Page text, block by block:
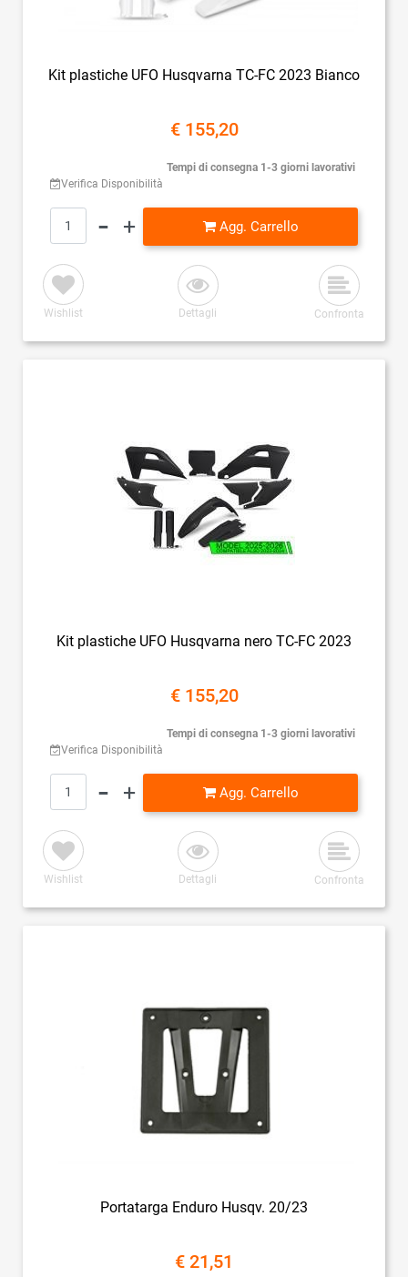
Kit plastiche UFO Husqvarna TC-FC 2023 Bianco
€ 155,20
Verifica Disponibilità
Tempi di consegna 1-3 giorni lavorativi
Quantità
Agg. Carrello
Wishlist Dettagli Confronta
Kit plastiche UFO Husqvarna nero TC-FC 2023
€ 155,20
Verifica Disponibilità
Tempi di consegna 1-3 giorni lavorativi
Quantità
Agg. Carrello
Wishlist Dettagli Confronta
Portatarga Enduro Husqv. 20/23
€ 21,51